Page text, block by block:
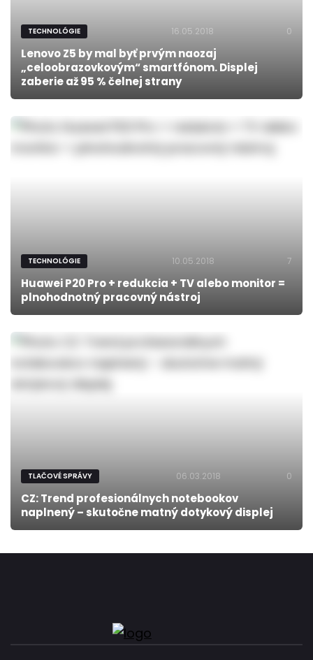
TECHNOLÓGIE 16.05.2018 0
Lenovo Z5 by mal byť prvým naozaj
„celoobrazovkovým“ smartfónom. Displej
zaberie až 95 % čelnej strany
TECHNOLÓGIE 10.05.2018 7
Huawei P20 Pro + redukcia + TV alebo monitor =
plnohodnotný pracovný nástroj
TLAČOVÉ SPRÁVY 06.03.2018 0
CZ: Trend profesionálnych notebookov
naplnený – skutočne matný dotykový displej